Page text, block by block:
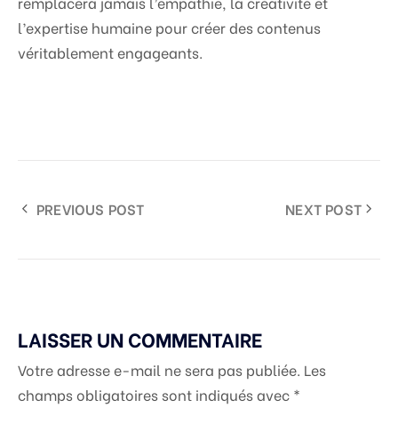
l’expertise humaine pour créer des contenus
véritablement engageants.
PREVIOUS POST NEXT POST
LAISSER UN COMMENTAIRE
Votre adresse e-mail ne sera pas publiée. Les
champs obligatoires sont indiqués avec *